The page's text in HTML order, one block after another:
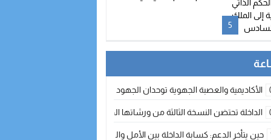
5
الأكاديمية والعصبة الجهوية توحدان الجهود لتطوير الممارسة الكروية بجهة
الداخلة تحتضن النسخة الثالثة من ورشاتها الدولية: تكوين متخصص في التراث
حين يتأخر الدعم: كسابة الداخلة بين الأمل والقلق ؟